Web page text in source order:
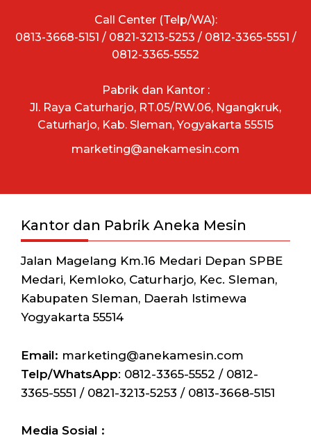
Call Center (Telp/WA):
0813-3668-5151 / 0821-3213-5253 / 0812-3365-5551 /
0812-3365-5552
Pabrik dan Kantor :
Jl. Raya Caturharjo, RT.05/RW.06, Ngangkruk,
Caturharjo, Kab. Sleman, Yogyakarta 55515
marketing@anekamesin.com
Kantor dan Pabrik Aneka Mesin
Jalan Magelang Km.16 Medari Depan SPBE
Medari, Kemloko, Caturharjo, Kec. Sleman,
Kabupaten Sleman, Daerah Istimewa
Yogyakarta 55514
Email: marketing@anekamesin.com
Telp/WhatsApp: 0812-3365-5552 / 0812-
3365-5551 / 0821-3213-5253 / 0813-3668-5151
Media Sosial :